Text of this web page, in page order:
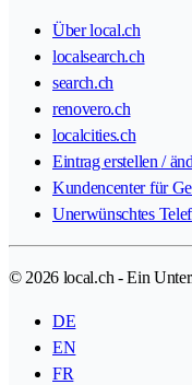
Über local.ch
localsearch.ch
search.ch
renovero.ch
localcities.ch
Eintrag erstellen /
Kundencenter für
Unerwünschtes
© 2026 local.ch - Ein
DE
EN
FR